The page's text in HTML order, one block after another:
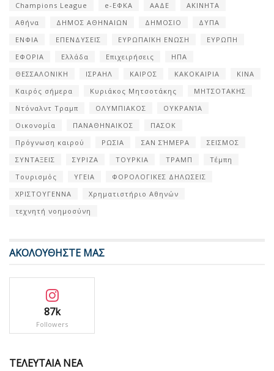
Champions League e-ΕΦΚΑ ΑΑΔΕ
ΑΚΙΝΗΤΑ
Αθήνα
ΔΗΜΟΣ ΑΘΗΝΑΙΩΝ ΔΗΜΟΣΙΟ
ΔΥΠΑ
ΕΝΦΙΑ
ΕΠΕΝΔΥΣΕΙΣ ΕΥΡΩΠΑΪΚΗ ΕΝΩΣΗ
ΕΥΡΩΠΗ
ΕΦΟΡΙΑ
Ελλάδα Επιχειρήσεις
ΗΠΑ
ΘΕΣΣΑΛΟΝΙΚΗ
ΙΣΡΑΗΛ ΚΑΙΡΟΣ ΚΑΚΟΚΑΙΡΙΑ
ΚΙΝΑ
Καιρός σήμερα
Κυριάκος Μητσοτάκης
ΜΗΤΣΟΤΑΚΗΣ
Ντόναλντ Τραμπ
ΟΛΥΜΠΙΑΚΟΣ
ΟΥΚΡΑΝΊΑ
Οικονομία
ΠΑΝΑΘΗΝΑΙΚΟΣ
ΠΑΣΟΚ
Πρόγνωση καιρού
ΡΩΣΙΑ ΣΑΝ ΣΉΜΕΡΑ
ΣΕΙΣΜΟΣ
ΣΥΝΤΑΞΕΙΣ
ΣΥΡΙΖΑ ΤΟΥΡΚΙΑ ΤΡΑΜΠ
Τέμπη
Τουρισμός
ΥΓΕΙΑ
ΦΟΡΟΛΟΓΙΚΕΣ ΔΗΛΩΣΕΙΣ
ΧΡΙΣΤΟΥΓΕΝΝΑ
Χρηματιστήριο Αθηνών
τεχνητή νοημοσύνη
ΑΚΟΛΟΥΘΗΣΤΕ ΜΑΣ
87k
Followers
ΤΕΛΕΥΤΑΙΑ ΝΕΑ